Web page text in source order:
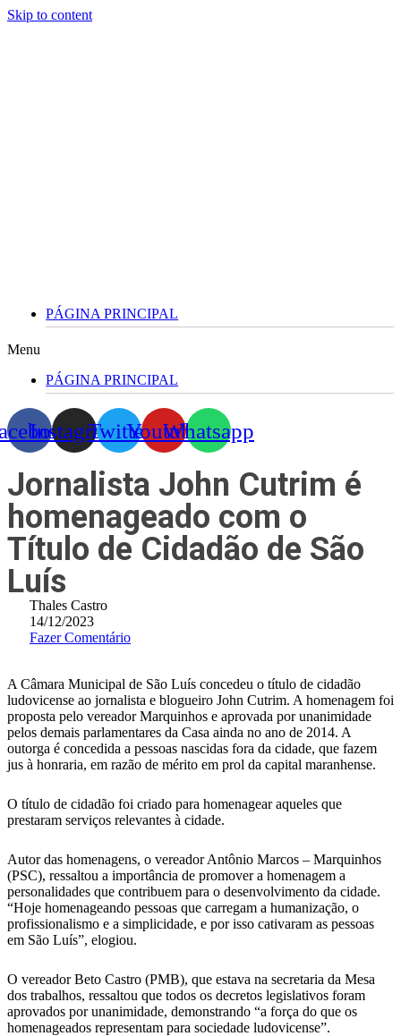
Skip to content
PÁGINA PRINCIPAL
Menu
PÁGINA PRINCIPAL
InstagramTwitterYoutubeWhatsapp
Jornalista John Cutrim é
homenageado com o
Título de Cidadão de São
Luís
Thales Castro
14/12/2023
Fazer Comentário
A Câmara Municipal de São Luís concedeu o título de cidadão
ludovicense ao jornalista e blogueiro John Cutrim. A homenagem foi
proposta pelo vereador Marquinhos e aprovada por unanimidade
pelos demais parlamentares da Casa ainda no ano de 2014. A
outorga é concedida a pessoas nascidas fora da cidade, que fazem
jus à honraria, em razão de mérito em prol da capital maranhense.
O título de cidadão foi criado para homenagear aqueles que
prestaram serviços relevantes à cidade.
Autor das homenagens, o vereador Antônio Marcos – Marquinhos
(PSC), ressaltou a importância de promover a homenagem a
personalidades que contribuem para o desenvolvimento da cidade.
“Hoje homenageando pessoas que carregam a humanização, o
profissionalismo e a simplicidade, e por isso cativaram as pessoas
em São Luís”, elogiou.
O vereador Beto Castro (PMB), que estava na secretaria da Mesa
dos trabalhos, ressaltou que todos os decretos legislativos foram
aprovados por unanimidade, demonstrando “a força do que os
homenageados representam para sociedade ludovicense”.